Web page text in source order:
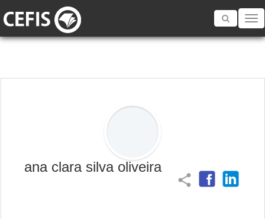
Toggle
ana clara silva oliveira
share